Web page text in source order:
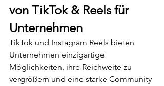
von TikTok & Reels für
Unternehmen
TikTok und Instagram Reels bieten
Unternehmen einzigartige
Möglichkeiten, ihre Reichweite zu
vergrößern und eine starke Community